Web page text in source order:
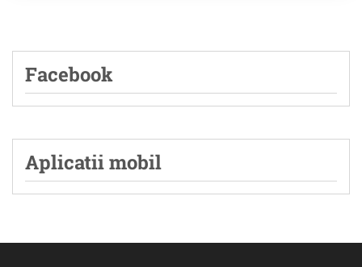
Facebook
Aplicatii mobil